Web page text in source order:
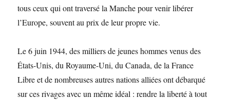
tous ceux qui ont traversé la Manche pour venir libérer
l’Europe, souvent au prix de leur propre vie.
Le 6 juin 1944, des milliers de jeunes hommes venus des
États-Unis, du Royaume-Uni, du Canada, de la France
Libre et de nombreuses autres nations alliées ont débarqué
sur ces rivages avec un même idéal : rendre la liberté à tout